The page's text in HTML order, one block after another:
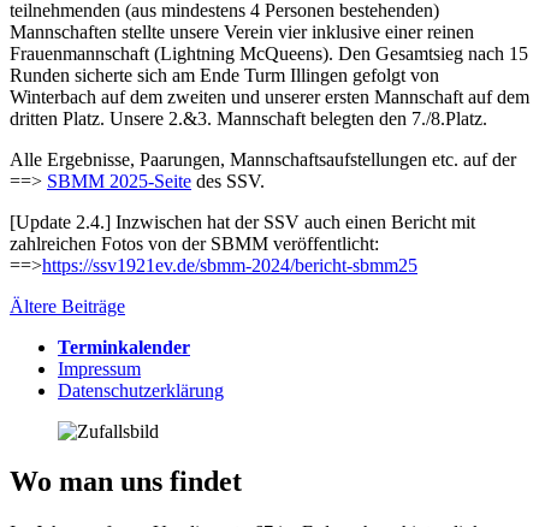
teilnehmenden (aus mindestens 4 Personen bestehenden)
Mannschaften stellte unsere Verein vier inklusive einer reinen
Frauenmannschaft (Lightning McQueens). Den Gesamtsieg nach 15
Runden sicherte sich am Ende Turm Illingen gefolgt von
Winterbach auf dem zweiten und unserer ersten Mannschaft auf dem
dritten Platz. Unsere 2.&3. Mannschaft belegten den 7./8.Platz.
Alle Ergebnisse, Paarungen, Mannschaftsaufstellungen etc. auf der
==> SBMM 2025-Seite des SSV.
[Update 2.4.] Inzwischen hat der SSV auch einen Bericht mit
zahlreichen Fotos von der SBMM veröffentlicht:
==>https://ssv1921ev.de/sbmm-2024/bericht-sbmm25
Beitragsnavigation
Ältere Beiträge
Terminkalender
Impressum
Datenschutzerklärung
Wo man uns findet